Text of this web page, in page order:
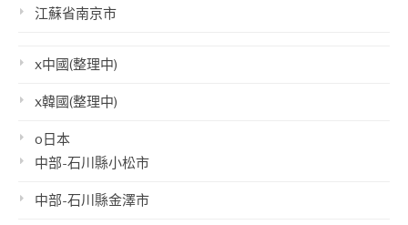
江蘇省南京市
x中國(整理中)
x韓國(整理中)
o日本
中部-石川縣小松市
中部-石川縣金澤市